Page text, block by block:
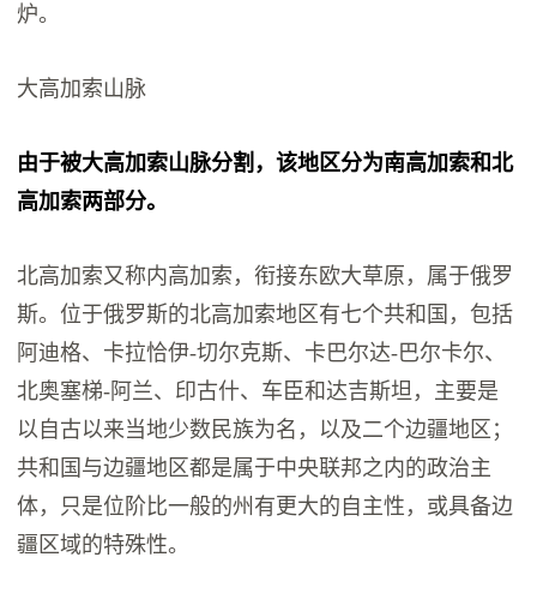
炉。
大高加索山脉
由于被大高加索山脉分割，该地区分为南高加索和北
高加索两部分。
北高加索又称内高加索，衔接东欧大草原，属于俄罗
斯。位于俄罗斯的北高加索地区有七个共和国，包括
阿迪格、卡拉恰伊-切尔克斯、卡巴尔达-巴尔卡尔、
北奥塞梯-阿兰、印古什、车臣和达吉斯坦，主要是
以自古以来当地少数民族为名，以及二个边疆地区；
共和国与边疆地区都是属于中央联邦之内的政治主
体，只是位阶比一般的州有更大的自主性，或具备边
疆区域的特殊性。